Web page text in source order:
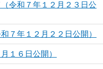
令和７年１２月２３日公
７年１２月２２日公開）
１６日公開）